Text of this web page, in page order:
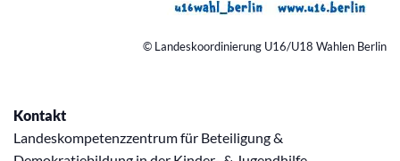
© Landeskoordinierung U16/U18 Wahlen Berlin
Kontakt
Landeskompetenzzentrum für Beteiligung &